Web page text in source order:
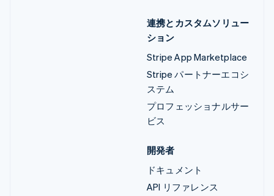
連携とカスタムソリュー
ション
Stripe App Marketplace
Stripe パートナーエコシ
ステム
プロフェッショナルサー
ビス
開発者
ドキュメント
API リファレンス